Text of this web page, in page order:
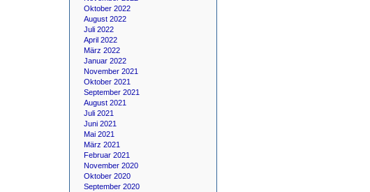
Oktober 2022
August 2022
Juli 2022
April 2022
März 2022
Januar 2022
November 2021
Oktober 2021
September 2021
August 2021
Juli 2021
Juni 2021
Mai 2021
März 2021
Februar 2021
November 2020
Oktober 2020
September 2020